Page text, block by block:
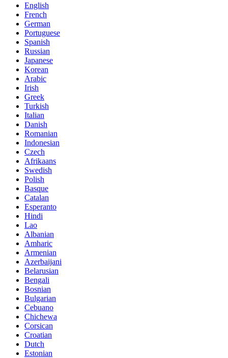
English
French
German
Portuguese
Spanish
Russian
Japanese
Korean
Arabic
Irish
Greek
Turkish
Italian
Danish
Romanian
Indonesian
Czech
Afrikaans
Swedish
Polish
Basque
Catalan
Esperanto
Hindi
Lao
Albanian
Amharic
Armenian
Azerbaijani
Belarusian
Bengali
Bosnian
Bulgarian
Cebuano
Chichewa
Corsican
Croatian
Dutch
Estonian